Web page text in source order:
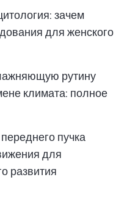
зачем
для женского
рутину
климата: полное
пучка
для
развития